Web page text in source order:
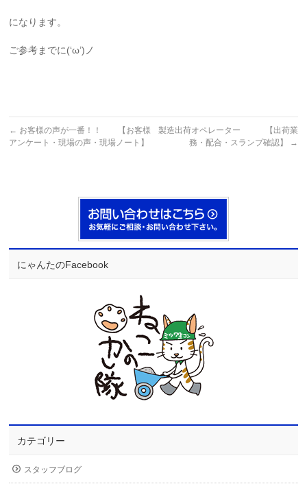
になります。
ご参考までに(‘ω’)ノ
← お客様の声が一番！！ 【お客様
アンケート・現場の声・現場ノート】
製造出荷オペレーター 【出荷業
務・配合・スランプ確認】
→
にゃんたのFacebook
カテゴリー
スタッフブログ